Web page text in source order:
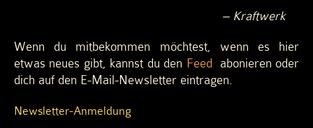
– Kraftwerk
Wenn du mitbekommen möchtest, wenn es hier
etwas neues gibt, kannst du den Feedabonieren oder
dich auf den E-Mail-Newsletter eintragen.
Newsletter-Anmeldung